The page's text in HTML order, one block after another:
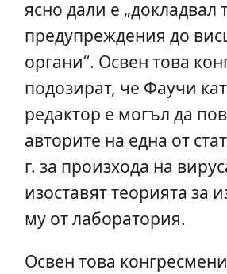
ясно дали е „докладвал
предупреждения до
органи“. Освен това
подозират, че Фаучи
редактор е могъл да
авторите на една от
г. за произхода на
изоставят теорията за
му от лаборатория.
Освен това